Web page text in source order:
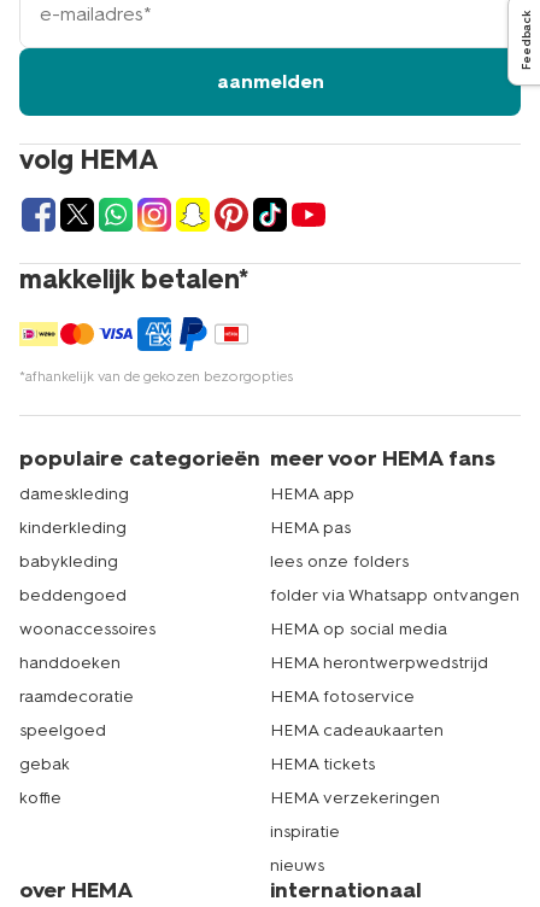
volg HEMA
makkelijk betalen*
*afhankelijk van de gekozen bezorgopties
mailadres
aanmelden
populaire categorieën
dameskleding
kinderkleding
babykleding
beddengoed
woonaccessoires
handdoeken
raamdecoratie
speelgoed
gebak
koffie
meer voor HEMA fans
HEMA app
HEMA pas
lees onze folders
folder via Whatsapp ontvangen
HEMA op social media
HEMA herontwerpwedstrijd
HEMA fotoservice
HEMA cadeaukaarten
HEMA tickets
HEMA verzekeringen
inspiratie
nieuws
over HEMA internationaal
Feedback